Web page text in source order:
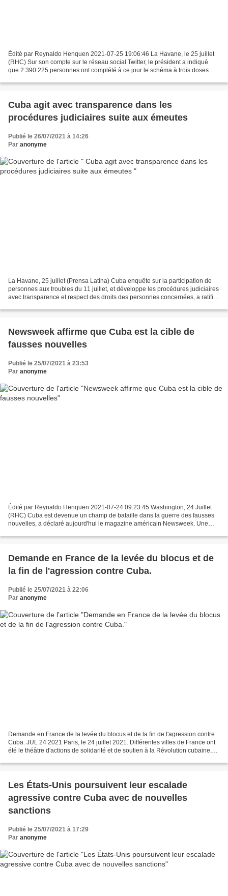
Édité par Reynaldo Henquen 2021-07-25 19:06:46 La Havane, le 25 juillet
(RHC) Sur son compte sur le réseau social Twitter, le président a indiqué
que 2 390 225 personnes ont complété à ce jour le schéma à trois doses
Cuba agit avec transparence dans les
procédures judiciaires suite aux émeutes
Publié le 26/07/2021 à 14:26
Par anonyme
La Havane, 25 juillet (Prensa Latina) Cuba enquête sur la participation de
personnes aux troubles du 11 juillet, et développe les procédures judiciaires
avec transparence et respect des droits des personnes concernées, a ratifié
Newsweek affirme que Cuba est la cible de
fausses nouvelles
Publié le 25/07/2021 à 23:53
Par anonyme
Édité par Reynaldo Henquen 2021-07-24 09:23:45 Washington, 24 Juillet
(RHC) Cuba est devenue un champ de bataille dans la guerre des fausses
nouvelles, a déclaré aujourd'hui le magazine américain Newsweek. Une
Demande en France de la levée du blocus et de
la fin de l'agression contre Cuba.
Publié le 25/07/2021 à 22:06
Par anonyme
Demande en France de la levée du blocus et de la fin de l'agression contre
Cuba. JUL 24 2021 Paris, le 24 juillet 2021. Différentes villes de France ont
été le théâtre d'actions de solidarité et de soutien à la Révolution cubaine,
Les États-Unis poursuivent leur escalade
agressive contre Cuba avec de nouvelles
sanctions
Publié le 25/07/2021 à 17:29
Par anonyme